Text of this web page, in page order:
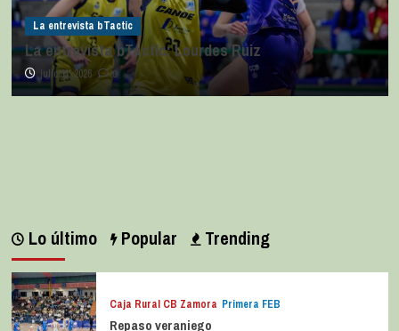
La entrevista bTactic
La entrevista bTactic: Lourdes Ruiz
julio 11, 2026 0
Lo último Popular Trending
Caja Rural CB Zamora Primera FEB
Repaso veraniego